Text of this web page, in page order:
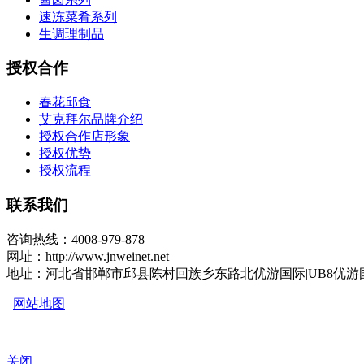
速冻菜肴系列
生调理制品
授权合作
春花邱食
艾克拜尔品牌介绍
授权合作店形象
授权优势
授权流程
联系我们
咨询热线：4008-979-878
网址：http://www.jnweinet.net
地址：河北省邯郸市邱县陈村回族乡东路北优游国际|UB8优游
网站地图
关闭